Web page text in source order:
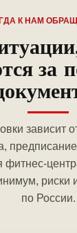
К НАМ
за
зависит
фитнес-
риски
по России.